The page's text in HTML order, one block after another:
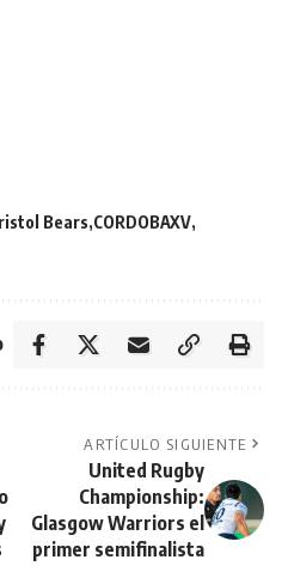
Bears CORDOBAXV
ARTÍCULO SIGUIENTE
United Rugby
Championship:
Glasgow Warriors el
primer semifinalista